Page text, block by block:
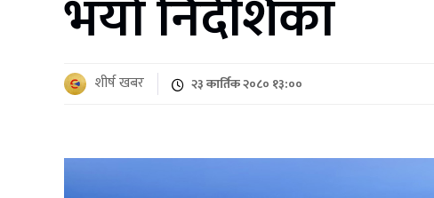
भयो निर्देशिका
शीर्ष खबर २३ कार्तिक २०८० १३:००